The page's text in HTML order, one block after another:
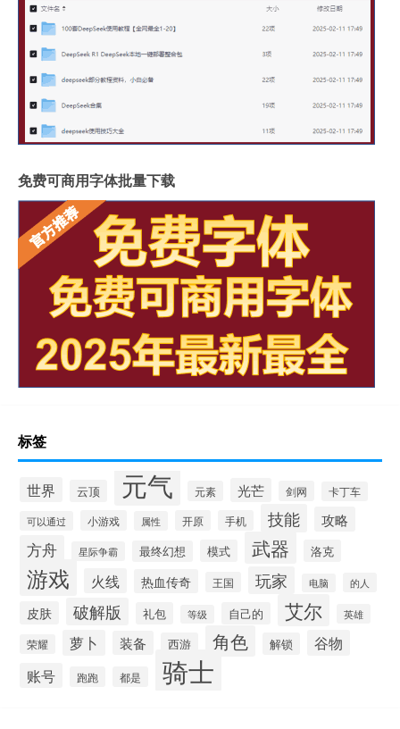
免费可商用字体批量下载
标签
世界 云顶 元气 元素 光芒 剑网 卡丁车
可以通过 小游戏 属性 开原 手机 技能 攻略
方舟 星际争霸 最终幻想 模式 武器 洛克
游戏 火线 热血传奇 王国 玩家 电脑 的人
皮肤 破解版 礼包 等级 自己的 艾尔 英雄
荣耀 萝卜 装备 西游 角色 解锁 谷物
账号 跑跑 都是 骑士